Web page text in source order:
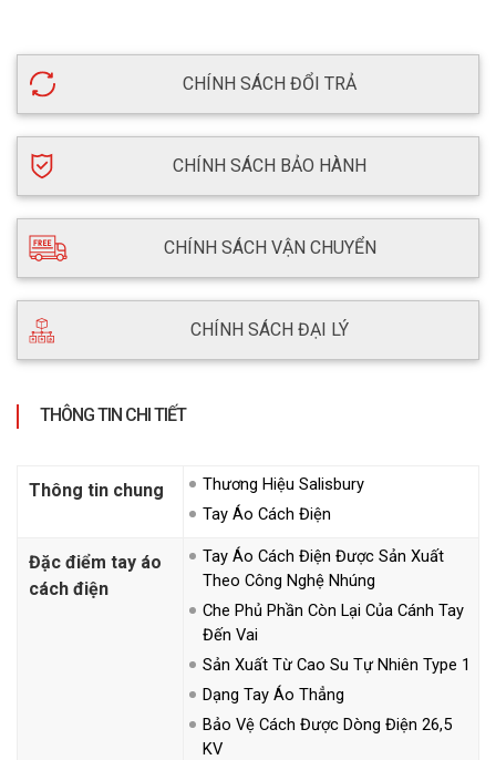
CHÍNH SÁCH ĐỔI TRẢ
CHÍNH SÁCH BẢO HÀNH
CHÍNH SÁCH VẬN CHUYỂN
CHÍNH SÁCH ĐẠI LÝ
THÔNG TIN CHI TIẾT
Thông tin chung
Thương Hiệu Salisbury
Tay Áo Cách Điện
Đặc điểm tay áo
cách điện
Tay Áo Cách Điện Được Sản Xuất
Theo Công Nghệ Nhúng
Che Phủ Phần Còn Lại Của Cánh Tay
Đến Vai
Sản Xuất Từ Cao Su Tự Nhiên Type 1
Dạng Tay Áo Thẳng
Bảo Vệ Cách Được Dòng Điện 26,5
KV